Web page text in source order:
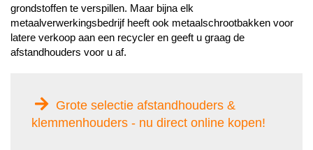
grondstoffen te verspillen. Maar bijna elk
metaalverwerkingsbedrijf heeft ook metaalschrootbakken voor
latere verkoop aan een recycler en geeft u graag de
afstandhouders voor u af.
Grote selectie afstandhouders &
klemmenhouders - nu direct online kopen!